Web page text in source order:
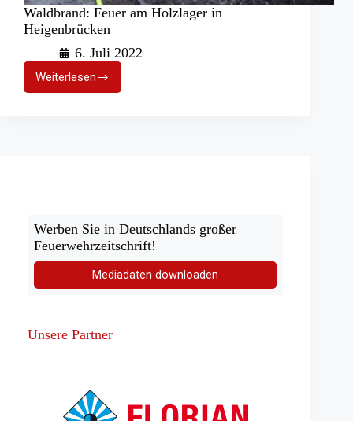
Waldbrand: Feuer am Holzlager in
Heigenbrücken
6. Juli 2022
WeiterlesenWaldbrand:
Feuer
Werben Sie in Deutschlands großer
Feuerwehrzeitschrift!
Mediadaten downloaden
Unsere Partner